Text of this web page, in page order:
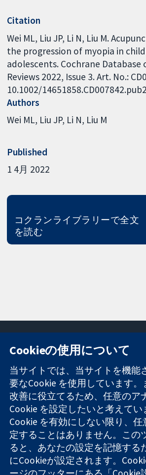
Citation
Wei ML, Liu JP, Li N, Liu M.
the progression of myopia in
adolescents. Cochrane Database
Reviews 2022, Issue 3. Art. No.:
10.1002/
Authors
Wei ML Liu JP Li N Liu M
Published
1 4月 2022
コクランライブラリーで全文
を読む
信頼できるエビ
デンスと
情報に基づく意
思決定により
健康のさらなる
向上へ
11-13 Cavendish
Square
London
W1G 0AN
United Kingdom
Cookieの使用について
当サイトでは、当サイトを機能
要なCookie を使用しています
改善に役立てるため、任意のア
Cookie を設定したいと考えて
Cookie を有効にしない限り、任
定することはありません。この
ると、あなたの設定を記憶する
にCookieが設定されます。